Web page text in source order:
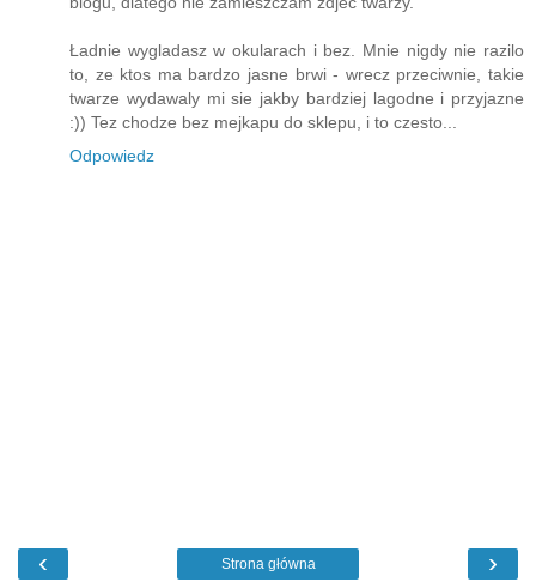
Ładnie wygladasz w okularach i bez. Mnie nigdy nie razilo
to, ze ktos ma bardzo jasne brwi - wrecz przeciwnie, takie
twarze wydawaly mi sie jakby bardziej lagodne i przyjazne
:)) Tez chodze bez mejkapu do sklepu, i to czesto...
Odpowiedz
‹ ›
Strona główna